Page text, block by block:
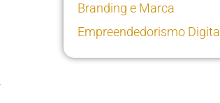
Branding e Marca
Empreendedorismo Digital